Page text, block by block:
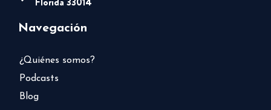
Navegación
¿Quiénes somos?
Podcasts
Blog